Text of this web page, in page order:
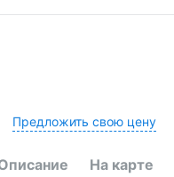
Предложить свою цену
На карте